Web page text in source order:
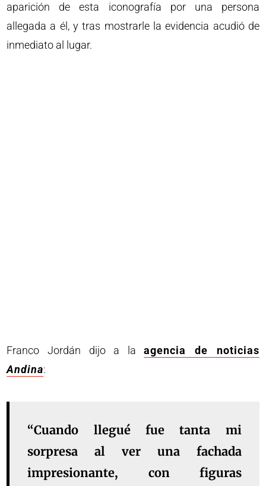
aparición de esta iconografía por una persona
allegada a él, y tras mostrarle la evidencia acudió de
inmediato al lugar.
Franco Jordán dijo a laagencia de noticias
Andina:
“Cuando llegué fue tanta mi
sorpresa al ver una fachada
impresionante, con figuras